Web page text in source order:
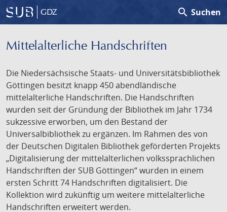
GDZ search Suchen
Mittelalterliche Handschriften
Die Niedersächsische Staats- und Universitätsbibliothek
Göttingen besitzt knapp 450 abendländische
mittelalterliche Handschriften. Die Handschriften
wurden seit der Gründung der Bibliothek im Jahr 1734
sukzessive erworben, um den Bestand der
Universalbibliothek zu ergänzen. Im Rahmen des von
der Deutschen Digitalen Bibliothek geförderten Projekts
„Digitalisierung der mittelalterlichen volkssprachlichen
Handschriften der SUB Göttingen“ wurden in einem
ersten Schritt 74 Handschriften digitalisiert. Die
Kollektion wird zukünftig um weitere mittelalterliche
Handschriften erweitert werden.